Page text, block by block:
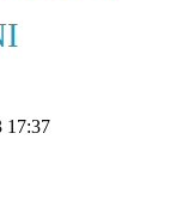
17:37